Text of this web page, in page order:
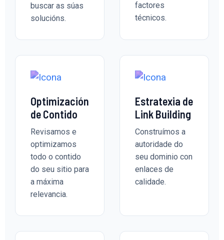
buscar as súas
solucións.
factores
técnicos.
Optimización
de Contido
Revisamos e
optimizamos
todo o contido
do seu sitio para
a máxima
relevancia.
Estratexia de
Link Building
Construímos a
autoridade do
seu dominio con
enlaces de
calidade.